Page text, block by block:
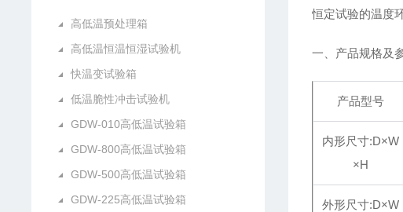
高低温预处理箱
高低温恒温恒湿试验机
快温变试验箱
低温脆性冲击试验机
GDW-010高低温试验箱
GDW-800高低温试验箱
GDW-500高低温试验箱
GDW-225高低温试验箱
恒定试验的温度
一、产品规格及
产品型号
内形尺寸:D×W
×H
外形尺寸:D×W